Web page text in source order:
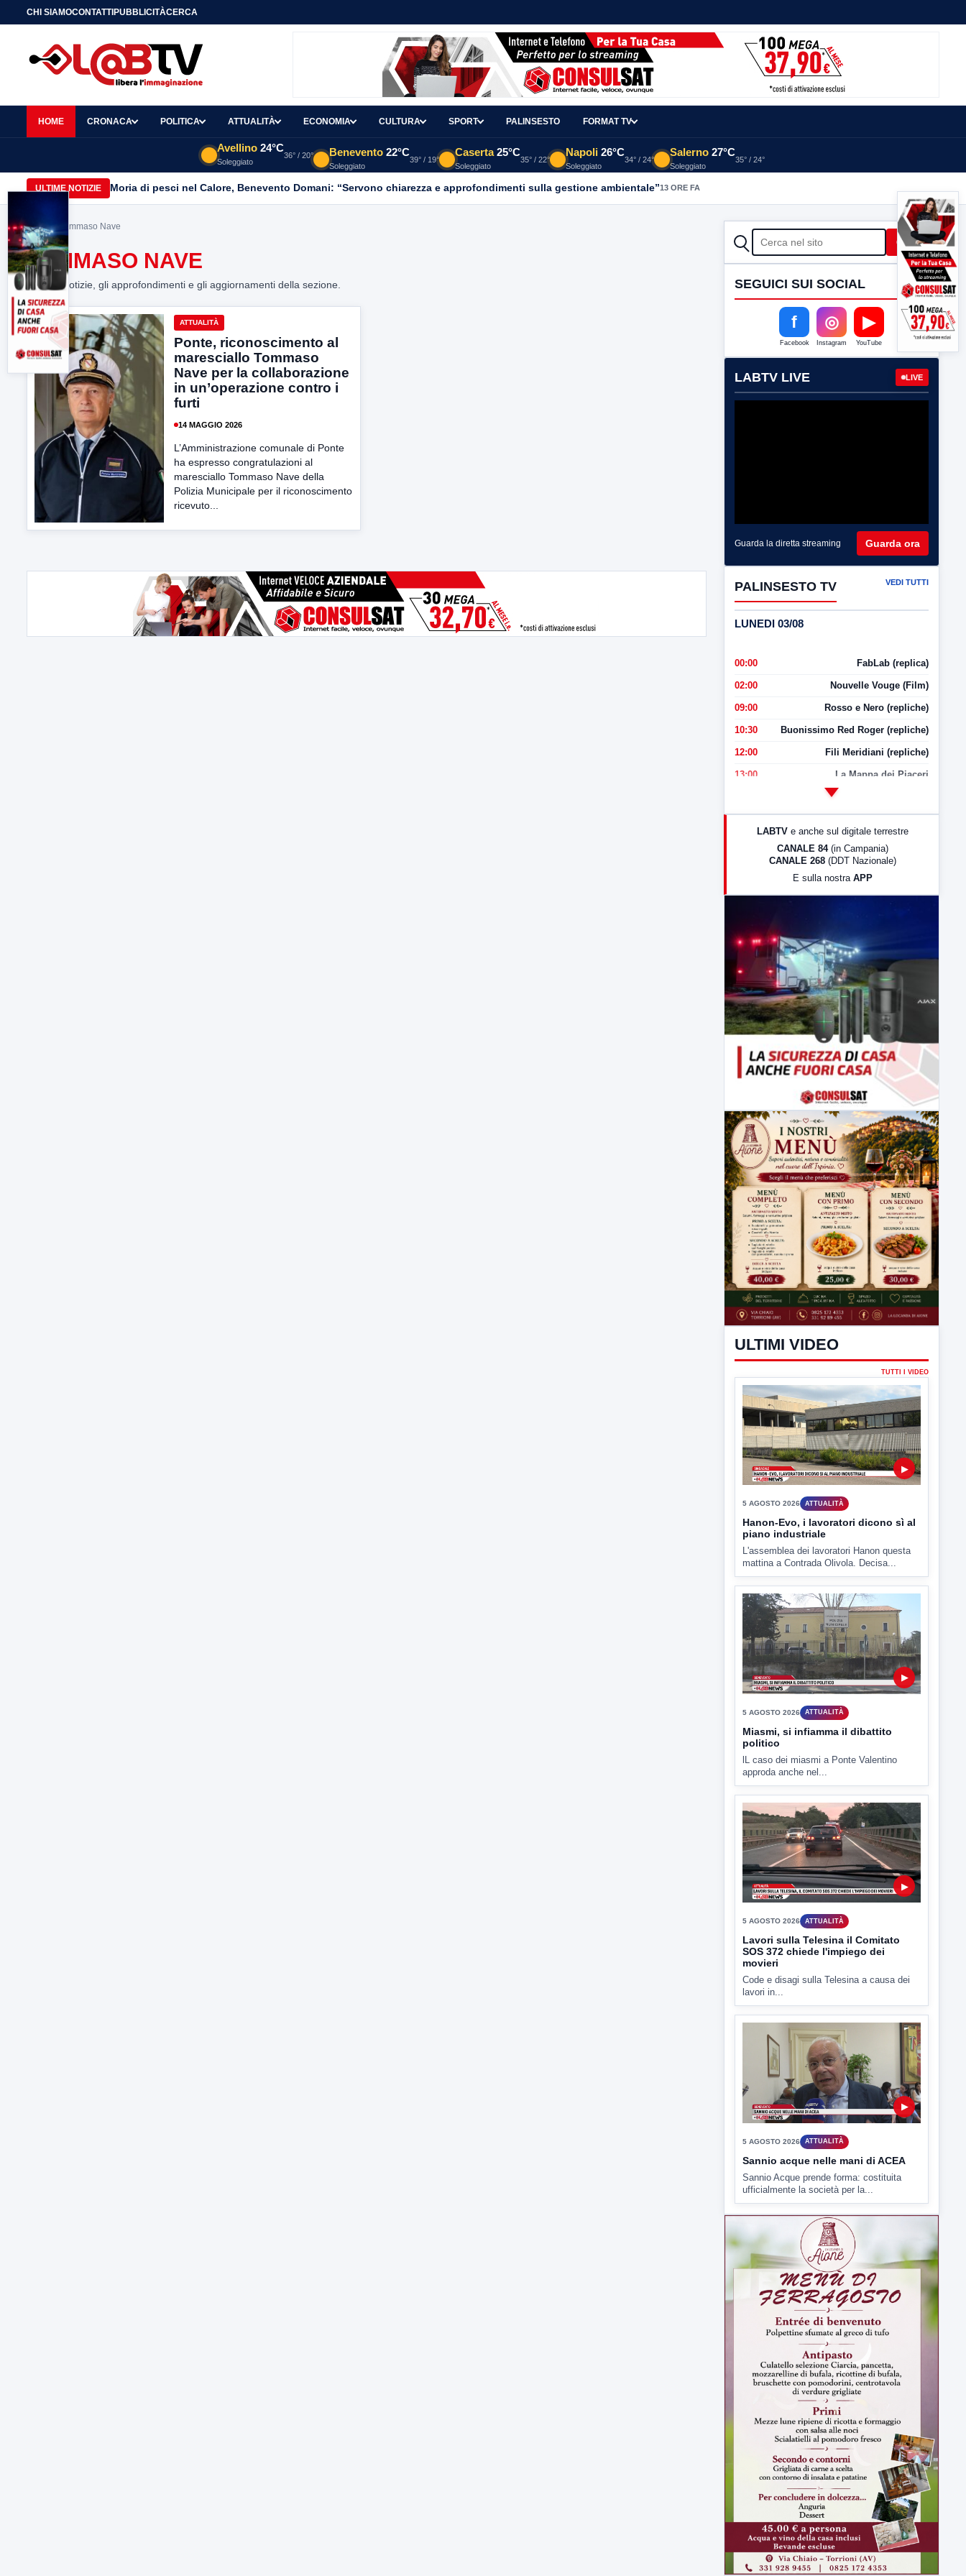
CHI SIAMOCONTATTIPUBBLICITÀCERCA
HOME CRONACA POLITICA ATTUALITÀ ECONOMIA CULTURA SPORT PALINSESTO FORMAT TV
Avellino 24°C
Soleggiato
36° / 20° Benevento 22°C
Soleggiato
39° / 19°
Caserta 25°C
Soleggiato
35° / 22°
Napoli 26°C
Soleggiato
34° / 24°
Salerno 27°C
Soleggiato
35° / 24°
ULTIME NOTIZIE Moria di pesci nel Calore, Benevento Domani: “Servono chiarezza e approfondimenti sulla gestione ambientale”13 ORE FA
Home> Tommaso Nave
TOMMASO NAVE
Tutte le notizie, gli approfondimenti e gli aggiornamenti della sezione.
ATTUALITÀ
Ponte, riconoscimento al
maresciallo Tommaso
Nave per la collaborazione
in un’operazione contro i
furti
14 MAGGIO 2026
L’Amministrazione comunale di Ponte
ha espresso congratulazioni al
maresciallo Tommaso Nave della
Polizia Municipale per il riconoscimento
ricevuto...
CERCA Cerca
SEGUICI SUI SOCIAL
f
Facebook
◎
Instagram
▶
YouTube
LABTV LIVE LIVE
Guarda la diretta streaming Guarda ora
PALINSESTO TV VEDI TUTTI
LUNEDI 03/08
00:00 FabLab (replica)
02:00 Nouvelle Vouge (Film)
09:00 Rosso e Nero (repliche)
10:30 Buonissimo Red Roger (repliche)
12:00 Fili Meridiani (repliche)
13:00 La Mappa dei Piaceri
LabNews (Diretta)
LABTV e anche sul digitale terrestre
CANALE 84 (in Campania)
CANALE 268 (DDT Nazionale)
E sulla nostra APP
ULTIMI VIDEO
TUTTI I VIDEO
▶
5 AGOSTO 2026 ATTUALITÀ
Hanon-Evo, i lavoratori dicono sì al
piano industriale
L'assemblea dei lavoratori Hanon questa
mattina a Contrada Olivola. Decisa...
▶
5 AGOSTO 2026 ATTUALITÀ
Miasmi, si infiamma il dibattito
politico
lL caso dei miasmi a Ponte Valentino
approda anche nel...
▶
5 AGOSTO 2026 ATTUALITÀ
Lavori sulla Telesina il Comitato
SOS 372 chiede l'impiego dei
movieri
Code e disagi sulla Telesina a causa dei
lavori in...
▶
5 AGOSTO 2026 ATTUALITÀ
Sannio acque nelle mani di ACEA
Sannio Acque prende forma: costituita
ufficialmente la società per la...